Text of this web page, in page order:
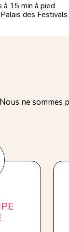
à 15 min à pied
des
Nous ne sommes